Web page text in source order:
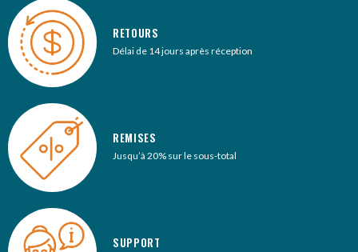
RETOURS
Délai de 14 jours après réception
REMISES
Jusqu’à 20% sur le sous-total
SUPPORT